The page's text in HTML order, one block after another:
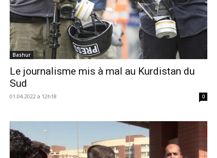
Bashur
Le journalisme mis à mal au Kurdistan du
Sud
01.04.2022 à 12h18 0